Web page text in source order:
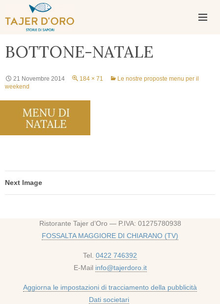
AL
CONTENUTO
BOTTONE-NATALE
21 Novembre 2014 184 × 71
Le nostre proposte menu per il
weekend
Next Image
Ristorante Tajer d’Oro — P.IVA: 01275780938
FOSSALTA MAGGIORE DI CHIARANO (TV)
Tel. 0422 746392
E-Mail info@tajerdoro.it
Aggiorna le impostazioni di tracciamento della pubblicità
Dati societari